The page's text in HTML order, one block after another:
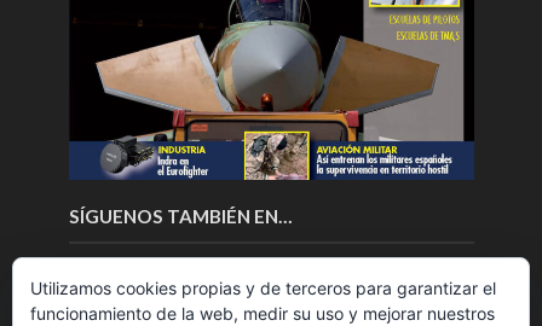
SÍGUENOS TAMBIÉN EN…
Utilizamos cookies propias y de terceros para garantizar el
funcionamiento de la web, medir su uso y mejorar nuestros